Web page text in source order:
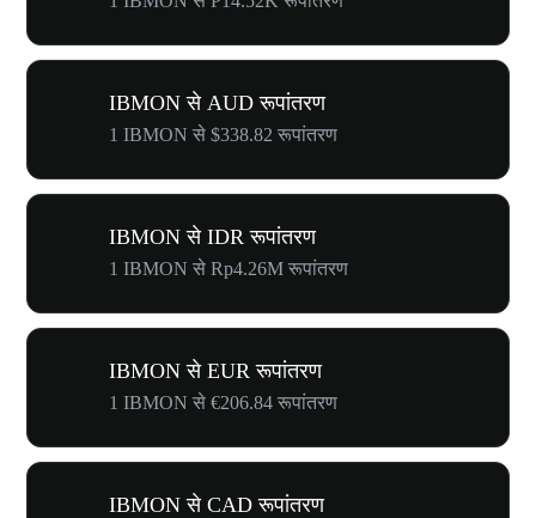
IBMON से AUD रूपांतरण
1 IBMON से $338.82 रूपांतरण
IBMON से IDR रूपांतरण
1 IBMON से Rp4.26M रूपांतरण
IBMON से EUR रूपांतरण
1 IBMON से €206.84 रूपांतरण
IBMON से CAD रूपांतरण